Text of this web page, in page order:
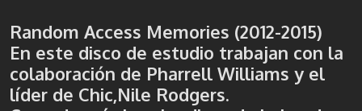
Random Access Memories (2012-2015)
En este disco de estudio trabajan con la
colaboración de Pharrell Williams y el
líder de Chic,Nile Rodgers.